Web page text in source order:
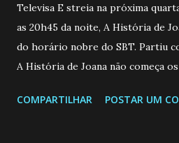
Televisa E streia na próxima
as 20h45 da noite, A História de
do horário nobre do SBT. Partiu
A História de Joana não começa
de 25/05/26 a 31/05/26 JOANA
COMPARTILHAR POSTAR UM